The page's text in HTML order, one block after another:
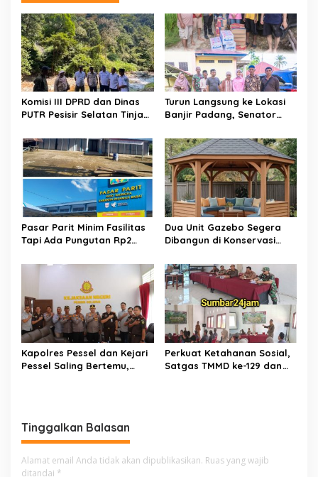
s
i
p
o
s
Komisi III DPRD dan Dinas
PUTR Pesisir Selatan Tinjau
Muaro Air – Pancung Tebal
Turun Langsung ke Lokasi
Banjir Padang, Senator
Bantuan dan Soroti
Dampak Kesehatan warga
​Pasar Parit Minim Fasilitas
Tapi Ada Pungutan Rp2
Pasaman Barat Turun
Dua Unit Gazebo Segera
Dibangun di Konservasi
Kapolres Pessel dan Kejari
Pessel Saling Bertemu,
Perkuat Ketahanan Sosial,
Satgas TMMD ke-129 dan
Tinggalkan Balasan
Alamat email Anda tidak akan dipublikasikan. Ruas yang wajib
ditandai *